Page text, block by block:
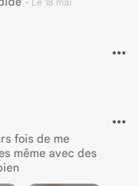
fois de me
même avec des